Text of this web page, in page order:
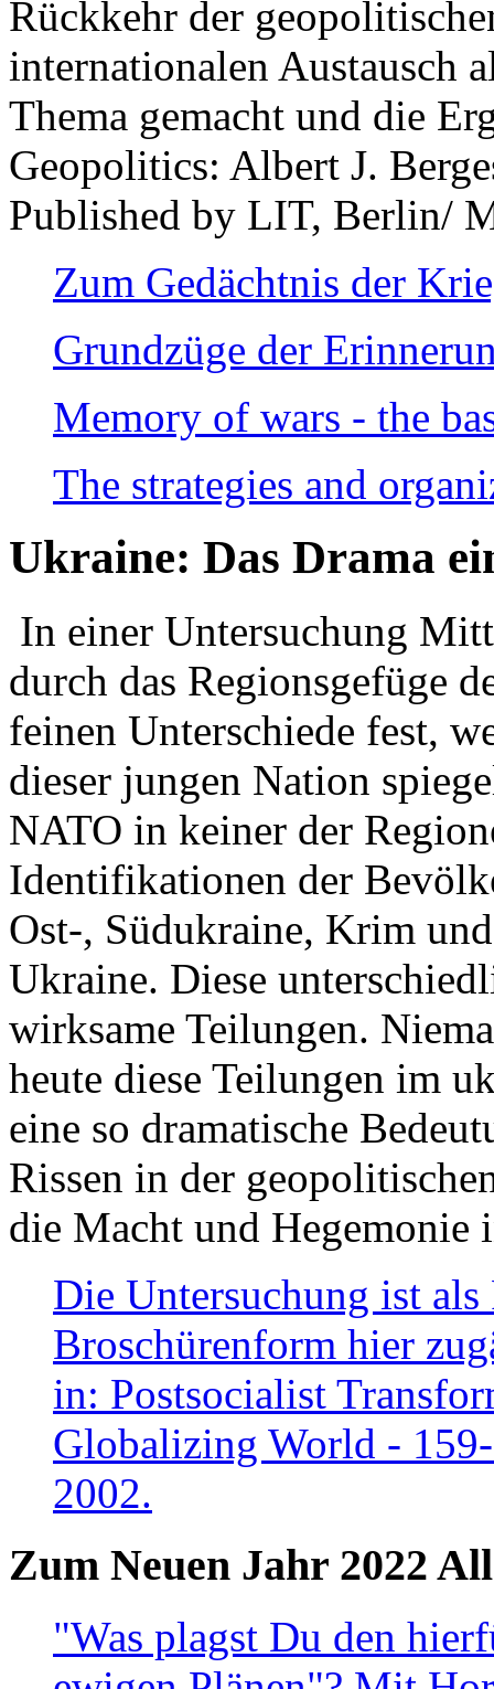
Rückkehr der
internationalen Austausch
Thema gemacht und die
Geopolitics: Albert J.
Published by LIT, Berlin/
Zum Gedächtnis der
Grundzüge der
Memory of wars - the
The strategies and
Ukraine: Das Drama
In einer Untersuchung
durch das Regionsgefüge
feinen Unterschiede fest,
dieser jungen Nation
NATO in keiner der
Identifikationen der
Ost-, Südukraine, Krim
Ukraine. Diese
wirksame Teilungen.
heute diese Teilungen im
eine so dramatische
Rissen in der
die Macht und Hegemonie
Die Untersuchung ist
Broschürenform hier
in: Postsocialist
Globalizing World -
2002.
Zum Neuen Jahr 2022
"Was plagst Du den